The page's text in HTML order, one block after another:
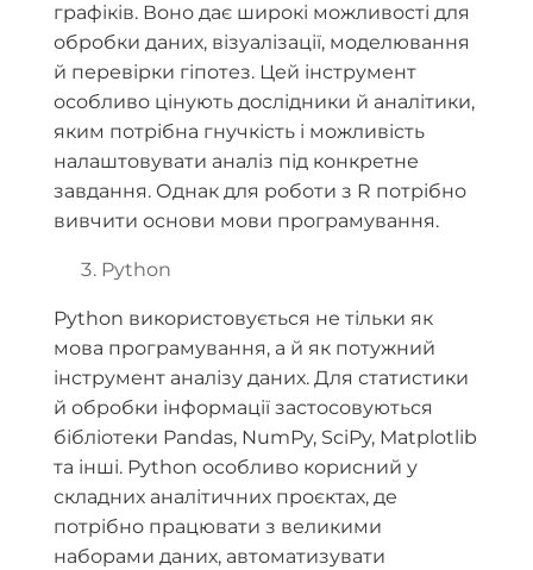
графіків. Воно дає широкі можливості для
обробки даних, візуалізації, моделювання
й перевірки гіпотез. Цей інструмент
особливо цінують дослідники й аналітики,
яким потрібна гнучкість і можливість
налаштовувати аналіз під конкретне
завдання. Однак для роботи з R потрібно
вивчити основи мови програмування.
Python
Python використовується не тільки як
мова програмування, а й як потужний
інструмент аналізу даних. Для статистики
й обробки інформації застосовуються
бібліотеки Pandas, NumPy, SciPy, Matplotlib
та інші. Python особливо корисний у
складних аналітичних проєктах, де
потрібно працювати з великими
наборами даних, автоматизувати